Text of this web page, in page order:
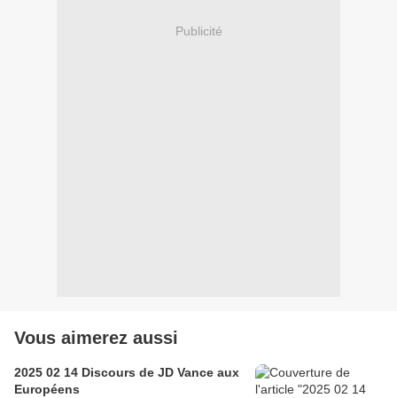
Publicité
Vous aimerez aussi
2025 02 14 Discours de JD Vance aux
Européens